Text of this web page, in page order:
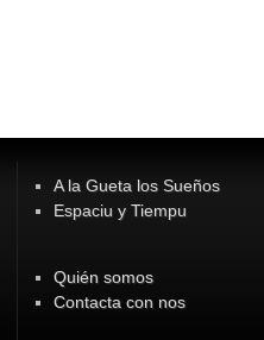
A la Gueta los Sueños
Espaciu y Tiempu
Quién somos
Contacta con nos